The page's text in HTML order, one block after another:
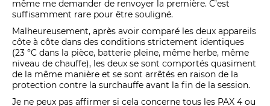
même me demander de renvoyer la première. C’est
suffisamment rare pour être souligné.
Malheureusement, après avoir comparé les deux appareils
côte à côte dans des conditions strictement identiques
(23 °C dans la pièce, batterie pleine, même herbe, même
niveau de chauffe), les deux se sont comportés quasiment
de la même manière et se sont arrêtés en raison de la
protection contre la surchauffe avant la fin de la session.
Je ne peux pas affirmer si cela concerne tous les PAX 4 ou